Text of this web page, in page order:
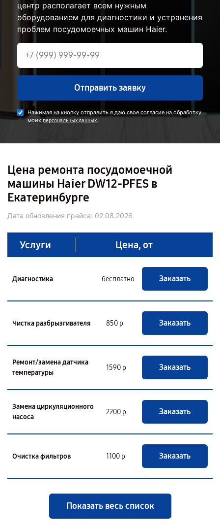
центр располагает всем нужным
оборудованием для диагностики и устранения
проблем посудомоечных машин Haier.
Отправить заявку
Нажимая на кнопку отправить я даю свое согласие на обработку
моих персональных данных.
Цена ремонта посудомоечной
машины Haier DW12-PFES в
Екатеринбурге
Дата обновления прайса: 02.08.2026
Услуги Цена, от
Диагностика бесплатно Заказать
Чистка разбрызгивателя 850 р Заказать
Ремонт/замена датчика
температуры
1590 р Заказать
Замена циркуляционного
насоса
2200 р Заказать
Очистка фильтров 1100 р Заказать
Показать весь список